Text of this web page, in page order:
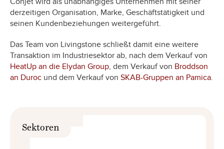
derzeitigen Organisation, Marke, Geschäftstätigkeit und
seinen Kundenbeziehungen weitergeführt.
Das Team von Livingstone schließt damit eine weitere
Transaktion im Industriesektor ab, nach dem Verkauf von
HeatUp an die Elydan Group, dem Verkauf von Broddson
an Duroc und dem Verkauf von SKAB-Gruppen an Pamica.
Sektoren